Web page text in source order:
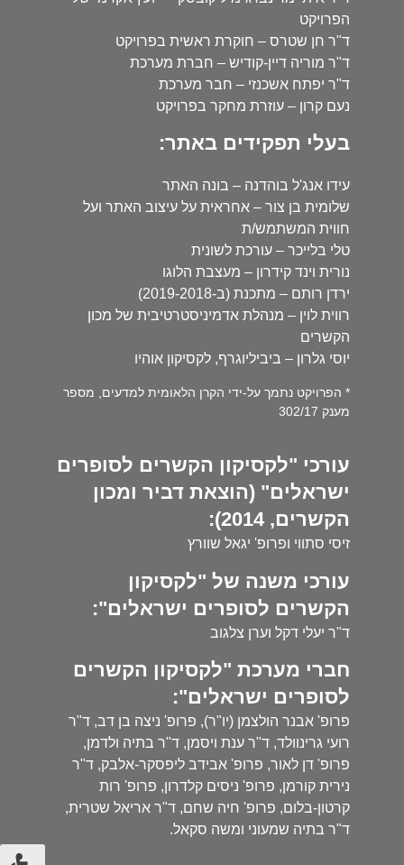
הפרויקט
ד"ר חן שטרס – חוקרת ראשית בפרויקט
ד"ר מוריה דיין-קודיש – חברת מערכת
ד"ר יפתח אשכנזי – חבר מערכת
נעם קרון – עוזרת מחקר בפרויקט
בעלי תפקידים באתר:
עידו אנג'ל בוהדנה – בונה האתר
שלומית בן צור – אחראית על עיצוב האתר ועל
חווית המשתמש/ת
טלי בלייכר – עורכת לשונית
נורית וינד קידרון – מעצבת הלוגו
ירדן רותם – מתכנת (ב-2019-2018)
רווית לוין – מנהלת אדמיניסטרטיבית של מכון
הקשרים
יוסי גלרון – ביביליוגרף, לקסיקון אוהיו
* הפרויקט נתמך על-ידי הקרן הלאומית למדעים, מספר
מענק 302/17
עורכי "לקסיקון הקשרים לסופרים
ישראלים" (הוצאת דביר ומכון
הקשרים, 2014):
זיסי סתווי ופרופ' יגאל שוורץ
עורכי משנה של "לקסיקון
הקשרים לסופרים ישראלים":
ד"ר יעלי דקל וערן צלגוב
חברי מערכת "לקסיקון הקשרים
לסופרים ישראלים":
פרופ' אבנר הולצמן (יו"ר), פרופ' ניצה בן דב, ד"ר
רועי גרינוולד, ד"ר ענת ויסמן, ד"ר בתיה ולדמן,
פרופ' דן לאור, פרופ' אבידב ליפסקר-אלבק, ד"ר
נירית קורמן, פרופ' ניסים קלדרון, פרופ' רות
קרטון-בלום, פרופ' חיה שחם, ד"ר אריאל שטרית,
ד"ר בתיה שמעוני ומשה סקאל.